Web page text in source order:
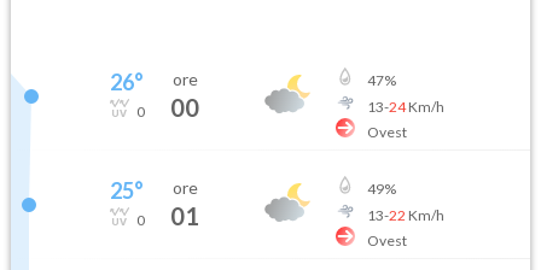
26°
0
ore
00
47%
13-24Km/h
Ovest
25°
0
ore
01
49%
13-22 Km/h
Ovest